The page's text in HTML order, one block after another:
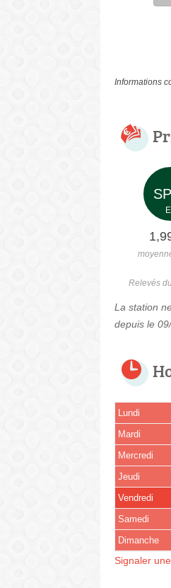
Informations
Relevés
La station
depuis le
Lundi
Mardi
Mercredi
Jeudi
Vendredi
Samedi
Dimanche
Signaler